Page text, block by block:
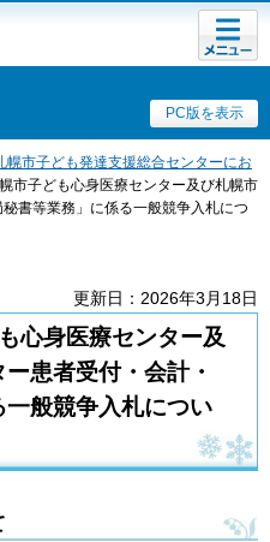
PC版を表示
メニュ
ー
幌市子ども発達支援総合センターにお
市子ども心身医療センター及び札幌市
書等業務」に係る一般競争入札につ
更新日：2026年3月18日
心身医療センター及
患者受付・会計・
般競争入札につい